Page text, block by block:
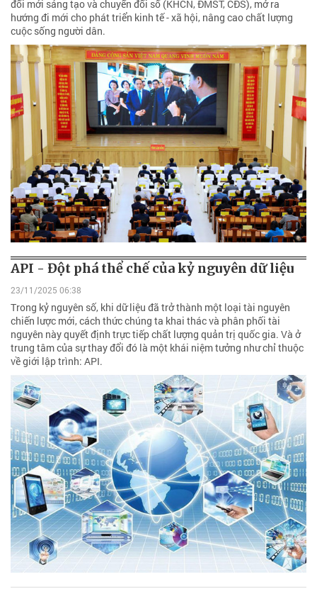
đổi mới sáng tạo và chuyển đổi số (KHCN, ĐMST, CĐS), mở ra
hướng đi mới cho phát triển kinh tế - xã hội, nâng cao chất lượng
cuộc sống người dân.
API - Đột phá thể chế của kỷ nguyên dữ liệu
23/11/2025 06:38
Trong kỷ nguyên số, khi dữ liệu đã trở thành một loại tài nguyên
chiến lược mới, cách thức chúng ta khai thác và phân phối tài
nguyên này quyết định trực tiếp chất lượng quản trị quốc gia. Và ở
trung tâm của sự thay đổi đó là một khái niệm tưởng như chỉ thuộc
về giới lập trình: API.